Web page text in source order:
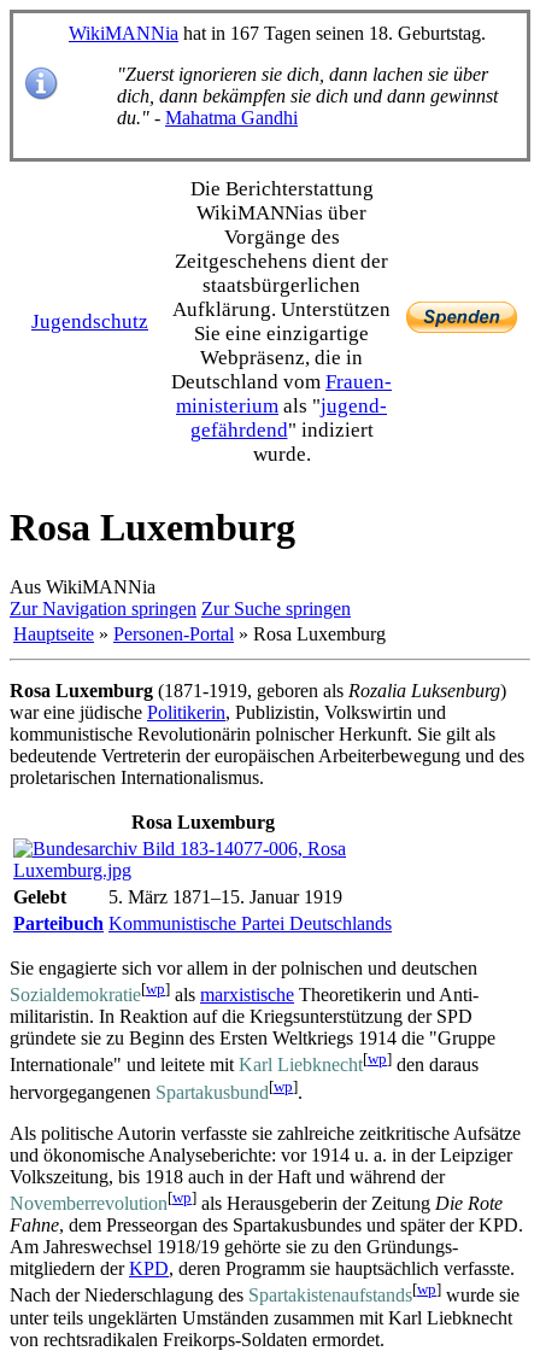
WikiMANNia hat in 167 Tagen seinen 18. Geburtstag.
"Zuerst ignorieren sie dich, dann lachen sie über
dich, dann bekämpfen sie dich und dann gewinnst
du." - Mahatma Gandhi
Jugendschutz
Die Bericht­erstattung
WikiMANNias über
Vorgänge des
Zeitgeschehens dient der
staats­bürgerlichen
Aufklärung. Unterstützen
Sie eine einzig­artige
Webpräsenz, die in
Deutschland vom Frauen­
ministerium als "jugend­
gefährdend" indiziert
wurde.
Rosa Luxemburg
Aus WikiMANNia
Zur Navigation springen Zur Suche springen
Hauptseite » Personen-Portal » Rosa Luxemburg
Rosa Luxemburg (1871-1919, geboren als Rozalia Luksenburg)
war eine jüdische Politikerin, Publizistin, Volkswirtin und
kommunistische Revolutionärin polnischer Herkunft. Sie gilt als
bedeutende Vertreterin der europäischen Arbeiter­bewegung und des
proletarischen Internationalismus.
Rosa Luxemburg
Gelebt
5. März 1871–15. Januar 1919
Parteibuch Kommunistische Partei Deutschlands
Sie engagierte sich vor allem in der polnischen und deutschen
Sozialdemokratie[wp] als marxistische Theoretikerin und Anti­
militaristin. In Reaktion auf die Kriegs­unter­stützung der SPD
gründete sie zu Beginn des Ersten Weltkriegs 1914 die "Gruppe
Internationale" und leitete mitKarl Liebknecht[wp] den daraus
hervor­gegangenen Spartakusbund[wp].
Als politische Autorin verfasste sie zahlreiche zeitkritische Aufsätze
und ökonomische Analyseberichte: vor 1914 u. a. in der Leipziger
Volkszeitung, bis 1918 auch in der Haft und während der
November­revolution[wp] als Herausgeberin der Zeitung Die Rote
Fahne, dem Presseorgan des Spartakusbundes und später der KPD.
Am Jahreswechsel 1918/19 gehörte sie zu den Gründungs­
mitgliedern derKPD, deren Programm sie hauptsächlich verfasste.
Nach der Nieder­schlagung des Spartakisten­aufstands[wp] wurde sie
unter teils ungeklärten Umständen zusammen mit Karl Liebknecht
von rechts­radikalen Freikorps-Soldaten ermordet.